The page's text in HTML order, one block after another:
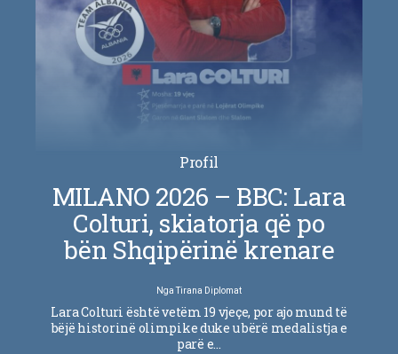
Profil
MILANO 2026 – BBC: Lara
Colturi, skiatorja që po
bën Shqipërinë krenare
Nga Tirana Diplomat
Lara Colturi është vetëm 19 vjeçe, por ajo mund të
bëjë historinë olimpike duke u bërë medalistja e
parë e…